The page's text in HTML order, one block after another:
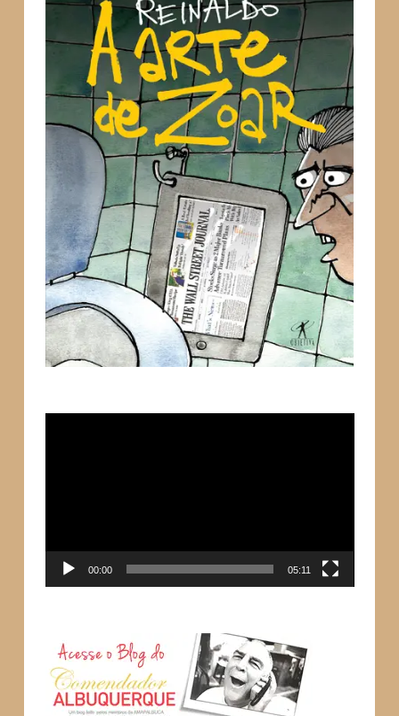
00:00 05:11